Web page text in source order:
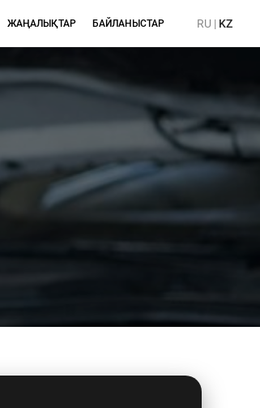
ЖАҢАЛЫҚТАР БАЙЛАНЫСТАР RU | KZ